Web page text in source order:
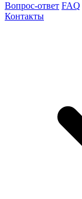
Вопрос-ответ FAQ
Контакты